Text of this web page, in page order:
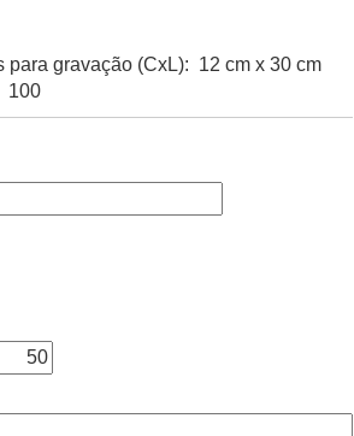
para gravação (CxL): 12 cm x 30 cm
100